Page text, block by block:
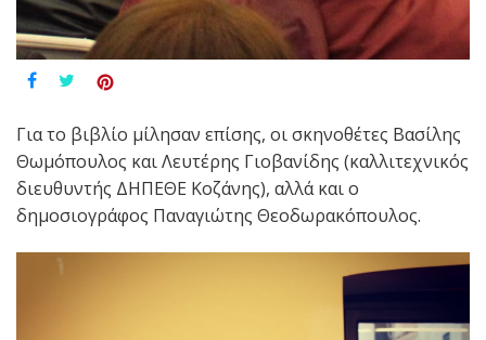
Για το βιβλίο μίλησαν επίσης, οι σκηνοθέτες Βασίλης
Θωμόπουλος και Λευτέρης Γιοβανίδης (καλλιτεχνικός
διευθυντής ΔΗΠΕΘΕ Κοζάνης), αλλά και ο
δημοσιογράφος Παναγιώτης Θεοδωρακόπουλος.